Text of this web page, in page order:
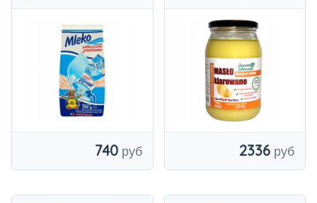
гранулированное,
740
СВЕЖИЕ
2336